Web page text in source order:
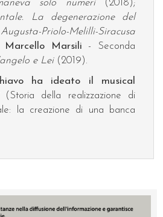
solo numeri(2018);
La degenerazione del
Priolo-Melilli-Siracusa
Marcello Marsili - Seconda
e Lei(2019).
ha ideato il musical
della realizzazione di
la creazione di una banca